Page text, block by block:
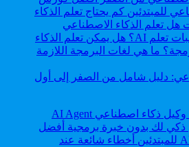
دليل شامل من الصفر إلى أول